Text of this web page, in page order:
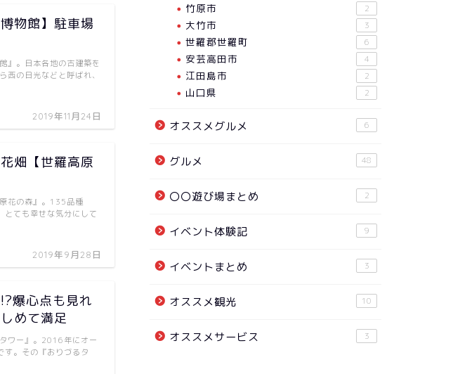
物館】駐車場
2019年11月24日
』。日本各地の古建築を
西の日光などと呼ばれ、
畑【世羅高原
2019年9月28日
花の森』。135品種
ても幸せな気分にして
爆心点も見れ
めて満足
ワー』。2016年にオー
す。その『おりづるタ
竹原市 2
大竹市 3
世羅郡世羅町 6
安芸高田市 4
江田島市 2
山口県 2
オススメグルメ 6
グルメ 48
〇〇遊び場まとめ 2
イベント体験記 9
イベントまとめ 3
オススメ観光 10
オススメサービス 3